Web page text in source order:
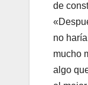
de
no
mucho
algo